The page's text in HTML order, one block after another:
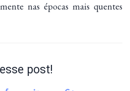
nas épocas mais quentes
post!